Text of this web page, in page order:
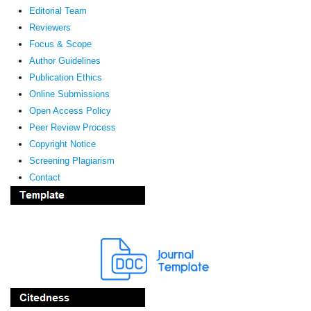
Editorial Team
Reviewers
Focus & Scope
Author Guidelines
Publication Ethics
Online Submissions
Open Access Policy
Peer Review Process
Copyright Notice
Screening Plagiarism
Contact